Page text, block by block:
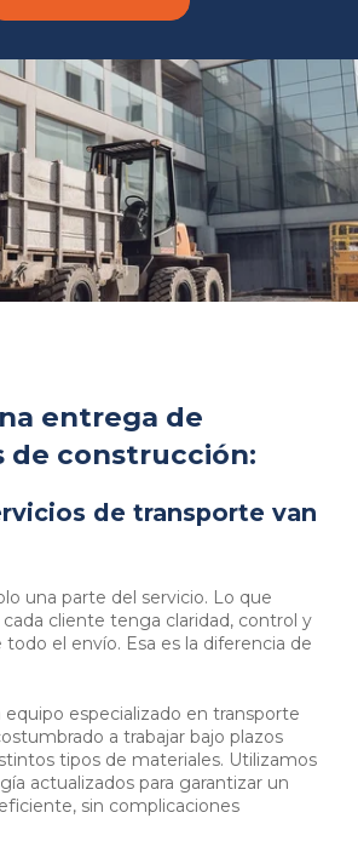
entrega de
de construcción:
de transporte van
una parte del servicio. Lo que
cliente tenga claridad, control y
el envío. Esa es la diferencia de
especializado en transporte
a trabajar bajo plazos
tipos de materiales. Utilizamos
actualizados para garantizar un
sin complicaciones